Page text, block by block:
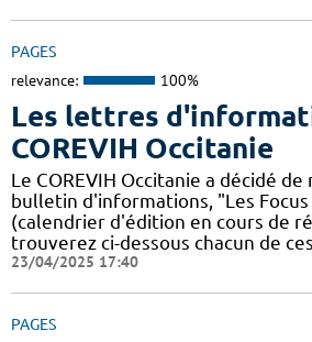
PAGES
relevance: 100%
Les lettres
COREVIH Occitanie
Le COREVIH Occitanie a décidé
bulletin d'informations, "Les Focus
(calendrier d'édition en cours de
trouverez ci-dessous chacun de
23/04/2025 17:40
PAGES